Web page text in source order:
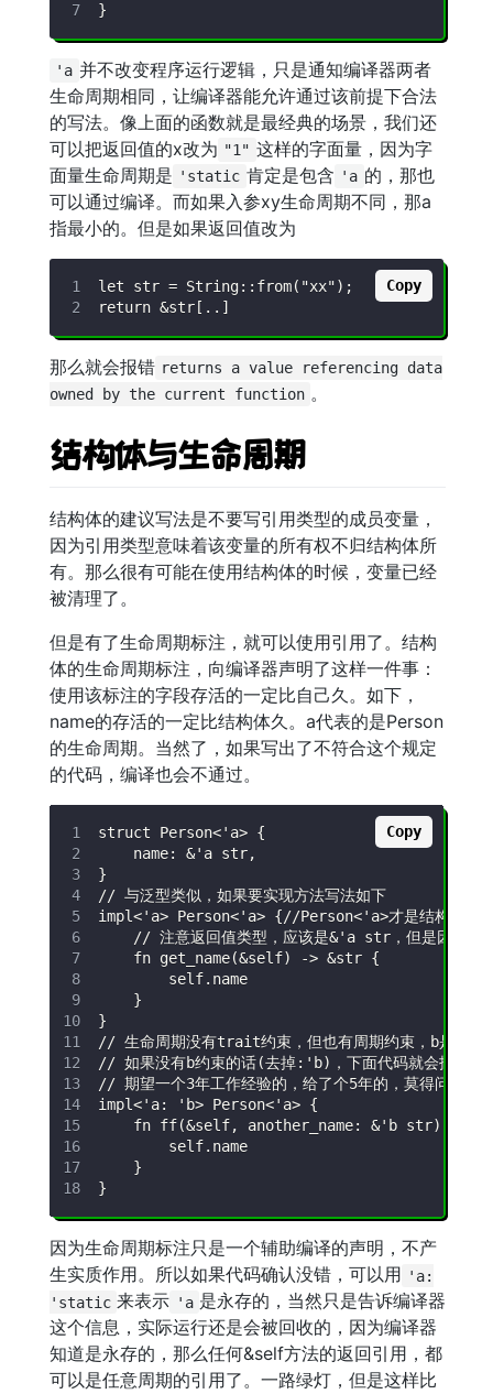
'a 并不改变程序运行逻辑，只是通知编译器两者
生命周期相同，让编译器能允许通过该前提下合法
的写法。像上面的函数就是最经典的场景，我们还
可以把返回值的x改为 "1" 这样的字面量，因为字
面量生命周期是 'static 肯定是包含 'a 的，那也
可以通过编译。而如果入参xy生命周期不同，那a
指最小的。但是如果返回值改为
Copy
那么就会报错 returns a value referencing data
owned by the current function 。
结构体与生命周期
结构体的建议写法是不要写引用类型的成员变量，
因为引用类型意味着该变量的所有权不归结构体所
有。那么很有可能在使用结构体的时候，变量已经
被清理了。
但是有了生命周期标注，就可以使用引用了。结构
体的生命周期标注，向编译器声明了这样一件事：
使用该标注的字段存活的一定比自己久。如下，
name的存活的一定比结构体久。a代表的是Person
的生命周期。当然了，如果写出了不符合这个规定
的代码，编译也会不通过。
// 与泛型类似，如果要实现方法写法如下
        self.name
        self.name
Copy
因为生命周期标注只是一个辅助编译的声明，不产
生实质作用。所以如果代码确认没错，可以用 'a:
'static 来表示 'a 是永存的，当然只是告诉编译器
这个信息，实际运行还是会被回收的，因为编译器
知道是永存的，那么任何&self方法的返回引用，都
可以是任意周期的引用了。一路绿灯，但是这样比